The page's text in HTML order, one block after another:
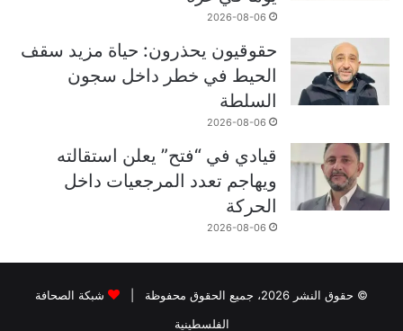
2026-08-06
حقوقيون يحذرون: حياة مزيد سقف
الحيط في خطر داخل سجون
السلطة
2026-08-06
قيادي في “فتح” يعلن استقالته
ويهاجم تعدد المرجعيات داخل
الحركة
2026-08-06
© حقوق النشر 2026، جميع الحقوق محفوظة |
شبكة الصحافة
الفلسطينية